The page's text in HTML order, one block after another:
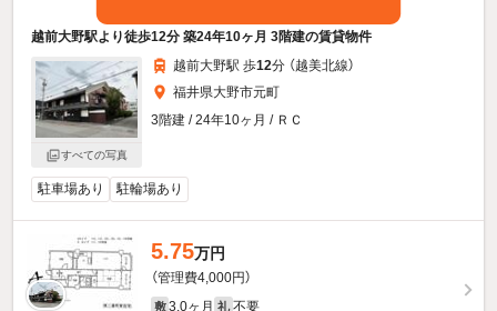
越前大野駅より徒歩12分 築24年10ヶ月 3階建の賃貸物件
すべての写真
越前大野駅 歩12分 （越美北線）
福井県大野市元町
3階建 / 24年10ヶ月 / ＲＣ
駐車場あり 駐輪場あり
5.75万円
（管理費4,000円）
敷 3.0ヶ月 礼 不要